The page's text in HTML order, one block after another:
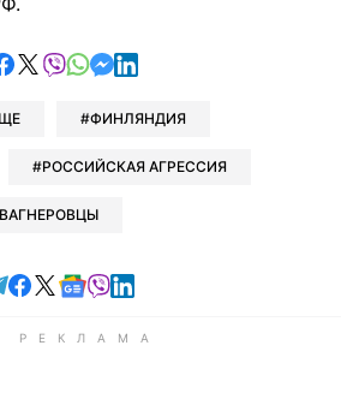
в Telegram
поделиться в Facebook
поделиться в X
отправить в Viber
отправить в Whatsapp
отправить в Messenger
отправить в LinkedIn
ФИНЛЯНДИЯ
РОССИЙСКАЯ АГРЕССИЯ
ВАГНЕРОВЦЫ
Читайте в Telegram
Читайте в Facebook
Читайте в X
Читайте в Google news
Читайте в Viber
Читайте в LinkedIn